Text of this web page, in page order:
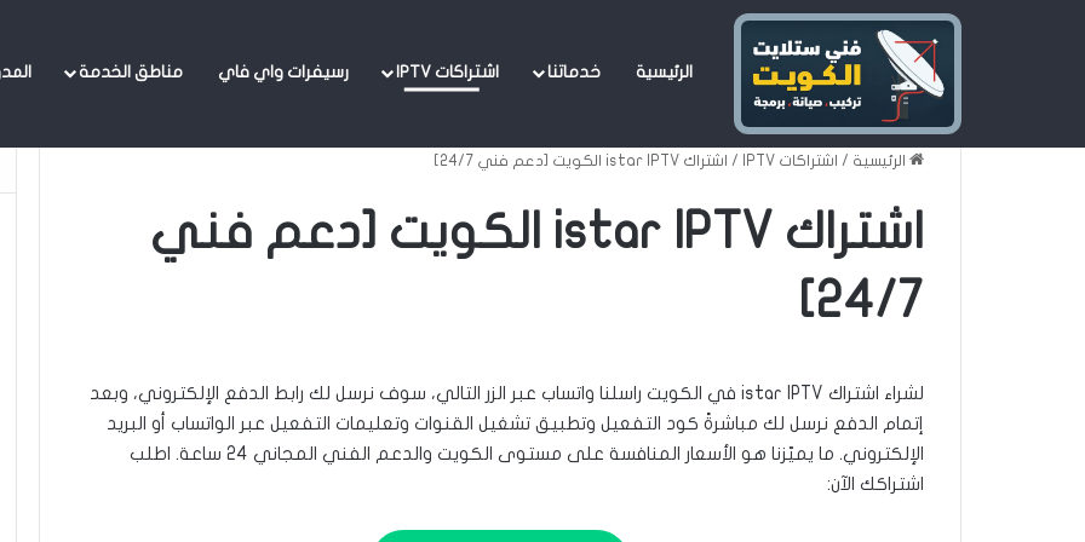
الرئيسية خدماتنا اشتراكات IPTV رسيفرات واي فاي مناطق الخدمة
الرئيسية / اشتراكات IPTV / اشتراك istar IPTV الكويت [دعم فني 24/7]
اشتراك istar IPTV الكويت [دعم فني
24/7]
لشراء اشتراك istar IPTV في الكويت راسلنا واتساب عبر الزر التالي، سوف نرسل لك رابط الدفع الإلكتروني، وبعد
إتمام الدفع نرسل لك مباشرةً كود التفعيل وتطبيق تشغيل القنوات وتعليمات التفعيل عبر الواتساب أو البريد
الإلكتروني. ما يميّزنا هو الأسعار المنافسة على مستوى الكويت والدعم الفني المجاني 24 ساعة. اطلب
اشتراكك الآن: